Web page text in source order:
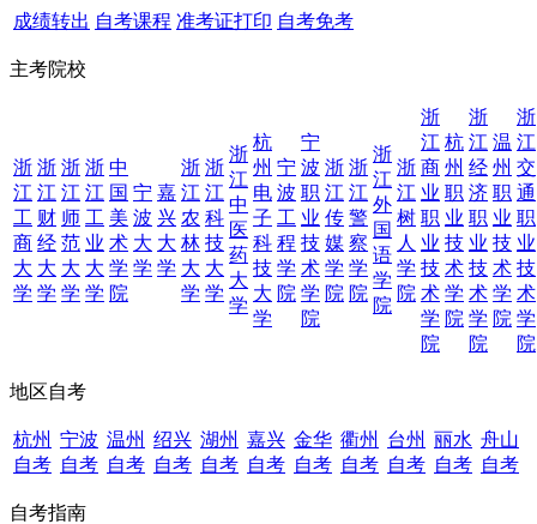
成绩转出 自考课程 准考证打印 自考免考
主考院校
浙
江
工
商
大
学
浙
江
财
经
大
学
浙
江
师
范
大
学
浙
江
工
业
大
学
中
国
美
术
学
院
宁
波
大
学
嘉
兴
大
学
浙
江
农
林
大
学
浙
江
科
技
大
学
浙
江
中
医
药
大
学
杭
州
电
子
科
技
大
学
宁
波
工
程
学
院
宁
波
职
业
技
术
学
院
浙
江
传
媒
学
院
浙
江
警
察
学
院
浙
江
外
国
语
学
院
浙
江
树
人
学
院
浙
江
商
业
职
业
技
术
学
院
杭
州
职
业
技
术
学
院
浙
江
经
济
职
业
技
术
学
院
温
州
职
业
技
术
学
院
浙
江
交
通
职
业
技
术
学
院
地区自考
杭州
自考
宁波
自考
温州
自考
绍兴
自考
湖州
自考
嘉兴
自考
金华
自考
衢州
自考
台州
自考
丽水
自考
舟山
自考
自考指南